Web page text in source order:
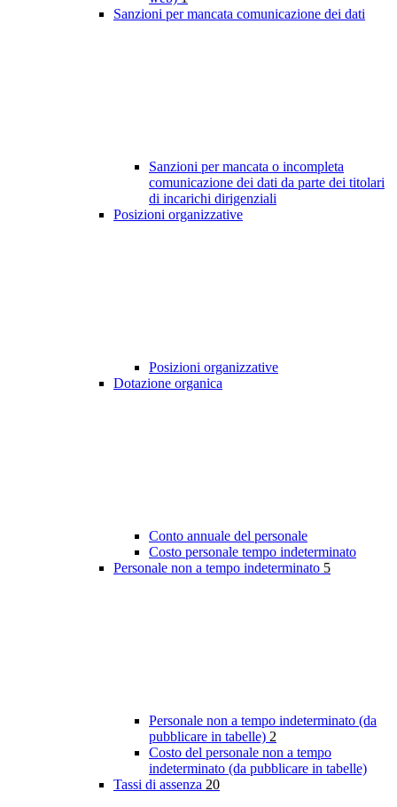
Sanzioni per mancata comunicazione dei dati
Sanzioni per mancata o incompleta
comunicazione dei dati da parte dei titolari
di incarichi dirigenziali
Posizioni organizzative
Posizioni organizzative
Dotazione organica
Conto annuale del personale
Costo personale tempo indeterminato
Personale non a tempo indeterminato 5
Personale non a tempo indeterminato (da
pubblicare in tabelle) 2
Costo del personale non a tempo
indeterminato (da pubblicare in tabelle)
Tassi di assenza 20